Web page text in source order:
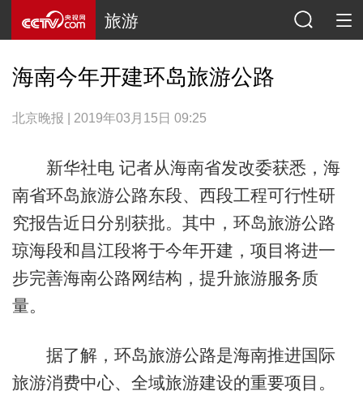
旅游
海南今年开建环岛旅游公路
北京晚报 | 2019年03月15日 09:25
新华社电 记者从海南省发改委获悉，海
南省环岛旅游公路东段、西段工程可行性研
究报告近日分别获批。其中，环岛旅游公路
琼海段和昌江段将于今年开建，项目将进一
步完善海南公路网结构，提升旅游服务质
量。
据了解，环岛旅游公路是海南推进国际
旅游消费中心、全域旅游建设的重要项目。